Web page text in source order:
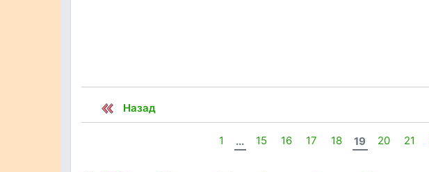
Назад
1 ... 15 16 17 18 19 20 21